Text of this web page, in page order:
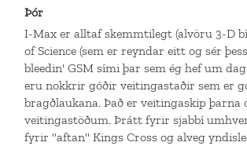
Þór
I-Max er alltaf skemmtilegt (alvöru 3-D
of Science (sem er reyndar eitt og sér
bleedin' GSM sími þar sem ég hef um
eru nokkrir góðir veitingastaðir sem er
bragðlaukana. Það er veitingaskip
veitingastöðum. Þrátt fyrir sjabbí
fyrir "aftan" Kings Cross og alveg